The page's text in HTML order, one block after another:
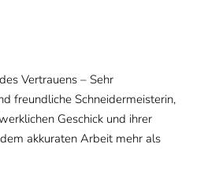
Vertrauens – Sehr
freundliche Schneidermeisterin,
Geschick und ihrer
akkuraten Arbeit mehr als